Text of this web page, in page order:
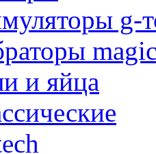
g-
и яйца